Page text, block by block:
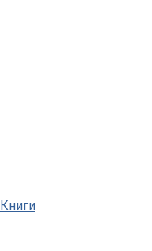
Книги